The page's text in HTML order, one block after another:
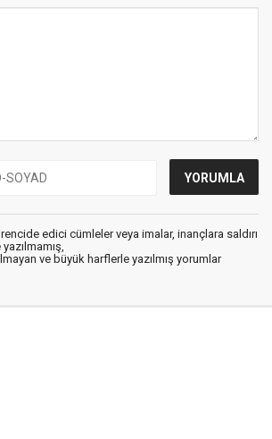
edici cümleler veya imalar, inançlara saldırı
ve büyük harflerle yazılmış yorumlar